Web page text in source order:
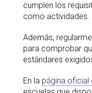
cumplen los
como actividades.
Además,
para comprobar
estándares
En la página oficial